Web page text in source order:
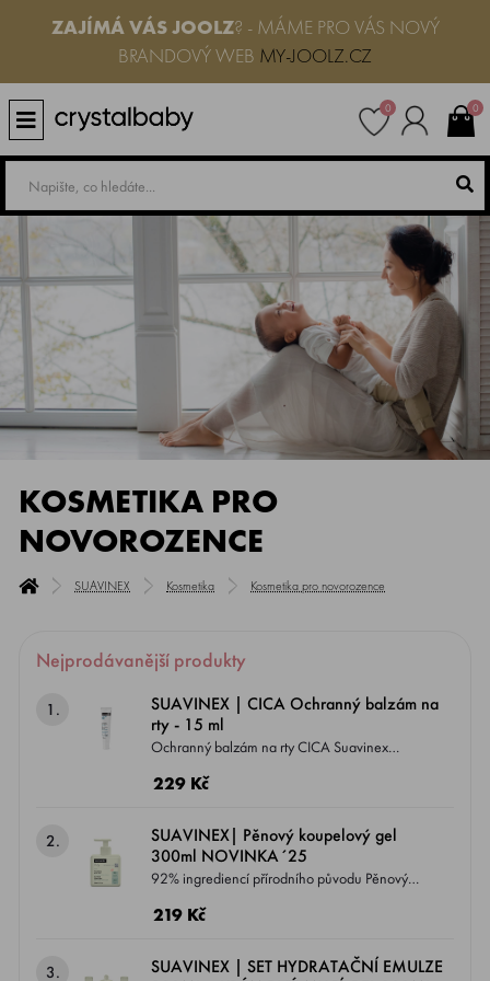
ZAJÍMÁ VÁS JOOLZ? - MÁME PRO VÁS NOVÝ
BRANDOVÝ WEB MY-JOOLZ.CZ
0 0
KOSMETIKA PRO
NOVOROZENCE
SUAVINEX Kosmetika Kosmetika pro novorozence
Nejprodávanější produkty
1.
SUAVINEX | CICA Ochranný balzám na
rty - 15 ml
Ochranný balzám na rty CICA Suavinex
intenzivně vyživuje a pomáhá obnovovat
vlivům, jako je chlad, vítr nebo tření.
229 Kč
2.
SUAVINEX| Pěnový koupelový gel
300ml NOVINKA´25
92% ingrediencí přírodního původu Pěnový
koupelový gel jemně čistí pokožku i vlasy a
promění každou koupel v radostný zážitek. Má
219 Kč
3.
SUAVINEX | SET HYDRATAČNÍ EMULZE